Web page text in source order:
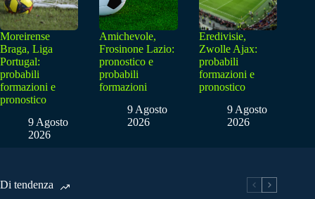
Moreirense
Braga, Liga
Portugal:
probabili
formazioni e
pronostico
9 Agosto
2026
Amichevole,
Frosinone Lazio:
pronostico e
probabili
formazioni
9 Agosto
2026
Eredivisie,
Zwolle Ajax:
probabili
formazioni e
pronostico
9 Agosto
2026
Di tendenza